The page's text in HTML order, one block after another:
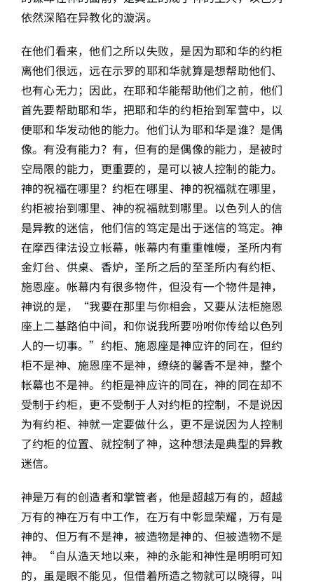
依然深陷在异教化的漩涡。
在他们看来，他们之所以失败，是因为耶和华的约柜
离他们很远，远在示罗的耶和华就算是想帮助他们、
也有心无力；因此，在耶和华能帮助他们之前，他们
首先要帮助耶和华，把耶和华的约柜抬到军营中，以
便耶和华发动他的能力。他们认为耶和华是谁？是偶
像。有没有能力？有，但有的是偶像的能力，是被时
空局限的能力，更重要的，是可以被人控制的能力。
神的祝福在哪里？约柜在哪里、神的祝福就在哪里，
约柜被抬到哪里、神的祝福就到哪里。以色列人的信
是异教的迷信，他们信的笃定是出于迷信的笃定。神
在摩西律法设立帐幕，帐幕内有重重帷幔，圣所内有
金灯台、供桌、香炉，圣所之后的至圣所内有约柜、
施恩座。帐幕内有很多物件，但没有一个物件是神，
神说的是，“我要在那里与你相会，又要从法柜施恩
座上二基路伯中间，和你说我所要吩咐你传给以色列
人的一切事。”约柜、施恩座是神应许的同在，但约
柜不是神、施恩座不是神，缭绕的馨香不是神，整个
帐幕也不是神。约柜是神应许的同在，神的同在却不
受制于约柜，更不受制于人对约柜的控制，不是说因
为有约柜、神就一定要做什么，更不是说因为人控制
了约柜的位置、就控制了神，这种想法是典型的异教
迷信。
神是万有的创造者和掌管者，他是超越万有的，超越
万有的神在万有中工作，在万有中彰显荣耀，万有是
神的、但万有不是神，被造物是神的、但被造物不是
神。“自从造天地以来，神的永能和神性是明明可知
的，虽是眼不能见，但借着所造之物就可以晓得，叫